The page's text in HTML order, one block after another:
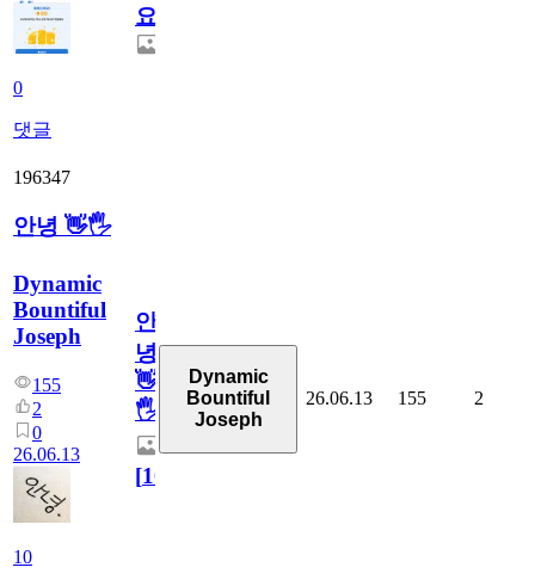
0
댓글
요.
196347
안녕 👋🖐
Dynamic
Bountiful
Joseph
155
2
0
26.06.13
10
안
녕
👋
🖐
[10
Dynamic
Bountiful
Joseph
26.06.13 155 2